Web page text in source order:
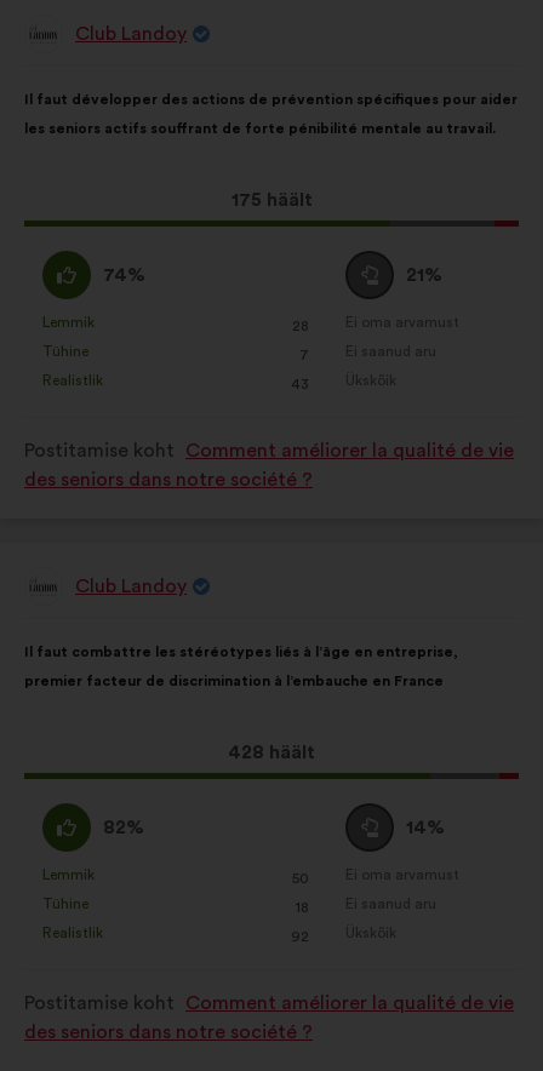
EttepanekuClub Landoy
sisu:
Il faut développer des actions de prévention spécifiques pour aider
les seniors actifs souffrant de forte pénibilité mentale au travail.
Selle
ettepaneku
175 häält
jaotus:
Olen
nõus
:
74%
Lemmik
: 28
korda
Tühine 7
korda
Realistlik
: 43
korda
Olen
erapooletu
:
21%
Ei oma arvamust
:korda
Ei saanud aru
:korda
Ükskõik
:korda
Postitamise koht
Comment améliorer la qualité de vie
des seniors dans notre société ?
EttepanekuClub Landoy
sisu:
Il faut combattre les stéréotypes liés à l’âge en entreprise,
premier facteur de discrimination à l’embauche en France
Selle
ettepaneku
428 häält
jaotus:
Olen
nõus
:
82%
Lemmik
: 50
korda
Tühine 18
korda
Realistlik
: 92
korda
Olen
erapooletu
:
14%
Ei oma arvamust
:korda
Ei saanud aru
:korda
Ükskõik
:korda
Postitamise koht
Comment améliorer la qualité de vie
des seniors dans notre société ?